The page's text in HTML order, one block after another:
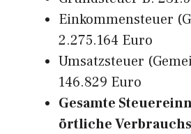
Einkommensteuer
2.275.164 Euro
Umsatzsteuer
146.829 Euro
Gesamte
örtliche